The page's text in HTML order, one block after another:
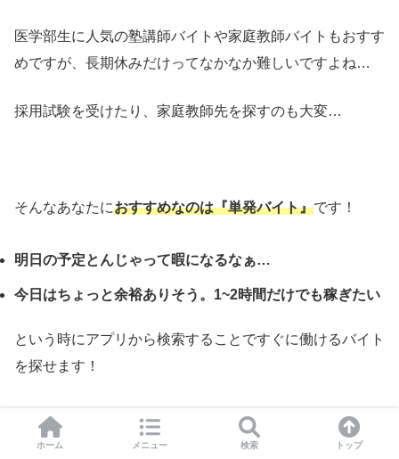
医学部生に人気の塾講師バイトや家庭教師バイトもおすす
めですが、長期休みだけってなかなか難しいですよね…
採用試験を受けたり、家庭教師先を探すのも大変…
そんなあなたにおすすめなのは『単発バイト』です！
明日の予定とんじゃって暇になるなぁ…
今日はちょっと余裕ありそう。1~2時間だけでも稼ぎたい
という時にアプリから検索することですぐに働けるバイト
を探せます！
ホーム メニュー 検索 トップ